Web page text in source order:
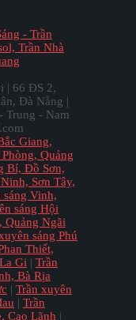
- Trần
Trần Nhà
| 66 ĐS 2,
Đà Nẵng |
Trung - Nam
Giang,
Quảng
Bí, Đồ Sơn,
Sơn Tây,
sáng Vinh,
sáng Hội
Quảng Ngãi
sáng Phú
Thiết,
Gi | Trần
Bà Rịa
| Trần xuyên
| Trần
Cao Lãnh |